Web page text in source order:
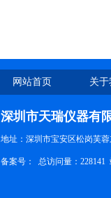
网站首页 关
深圳市天瑞仪器有
地址：深圳市宝安区松岗芙
备案号： 总访问量：228141